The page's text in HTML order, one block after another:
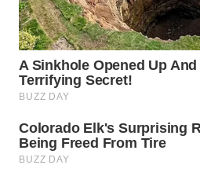
WAHANA
INFRASTRUKTUR
WAHANA
KONSUMEN
WAHANA
LISTRIK